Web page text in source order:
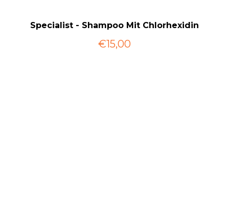
Specialist - Shampoo Mit Chlorhexidin
€15,00